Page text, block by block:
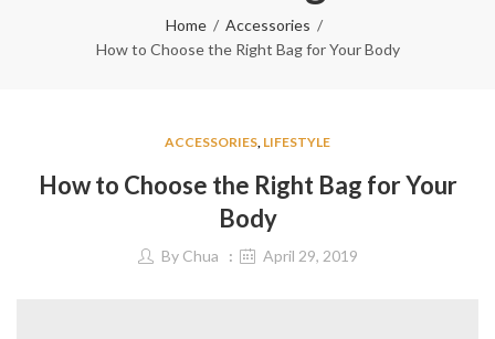
Home
Accessories
How to Choose the Right Bag for Your Body
ACCESSORIES, LIFESTYLE
How to Choose the Right Bag for Your
Body
By Chua April 29, 2019